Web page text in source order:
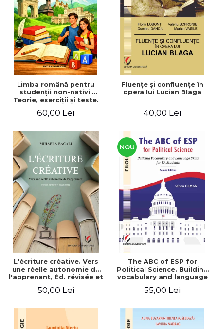
ADMINISTRATIVE
ȘTIINȚE ECONOMICE
ȘTIINȚE EXACTE
EDUCAȚIE FIZICĂ ȘI SPORT
PREUNIVERSITARIA
TIMP LIBER
ÎN CURS DE APARIȚIE
NOUTĂȚI
PACHETE DE STUDIU
ULTIMELE EXEMPLARE
Cum Cumpăr
Livrare
Politica de Retur
Formular de Retur
Distribuitori
Limba română pentru
studenţii non-nativi.
Teorie, exerciţii şi teste.
60,00 Lei
Fluenţe şi confluenţe în
opera lui Lucian Blaga
40,00 Lei
L'écriture créative. Vers
une réelle autonomie de
l'apprenant, Éd. révisée et
50,00 Lei
NOU
The ABC of ESP for
Political Science. Building
vocabulary and language
55,00 Lei